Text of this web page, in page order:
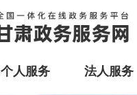
个人服务 法人服务